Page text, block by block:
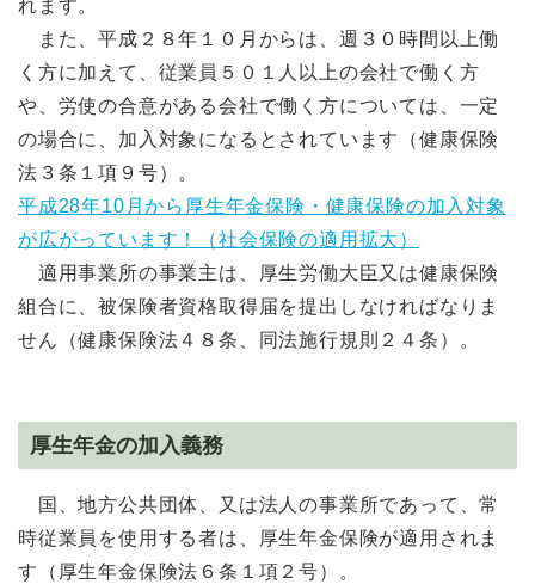
れます。
また、平成２８年１０月からは、週３０時間以上働
く方に加えて、従業員５０１人以上の会社で働く方
や、労使の合意がある会社で働く方については、一定
の場合に、加入対象になるとされています（健康保険
法３条１項９号）。
平成28年10月から厚生年金保険・健康保険の加入対象
が広がっています！（社会保険の適用拡大）
適用事業所の事業主は、厚生労働大臣又は健康保険
組合に、被保険者資格取得届を提出しなければなりま
せん（健康保険法４８条、同法施行規則２４条）。
厚生年金の加入義務
国、地方公共団体、又は法人の事業所であって、常
時従業員を使用する者は、厚生年金保険が適用されま
す（厚生年金保険法６条１項２号）。